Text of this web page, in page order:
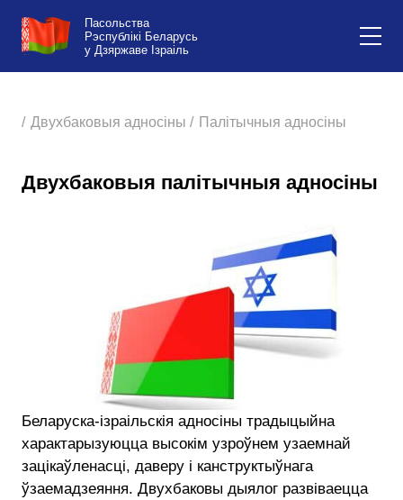
Пасольства
Рэспублікі Беларусь
у Дзяржаве Ізраіль
/ Двухбаковыя адносіны / Палітычныя адносіны
Двухбаковыя палітычныя адносіны
Беларуска-ізраільскія адносіны традыцыйна
характарызуюцца высокім узроўнем узаемнай
зацікаўленасці, даверу і канструктыўнага
ўзаемадзеяння. Двухбаковы дыялог развіваецца